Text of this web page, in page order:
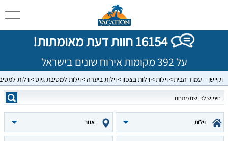
16154 חוות דעת מאומתות!
על 392 מקומות אירוח שונים בישראל
וקיישן – עמוד הבית וילות וילות בצפון וילות ביערה וילות למסיבת גיוס וילות
וילות אזור